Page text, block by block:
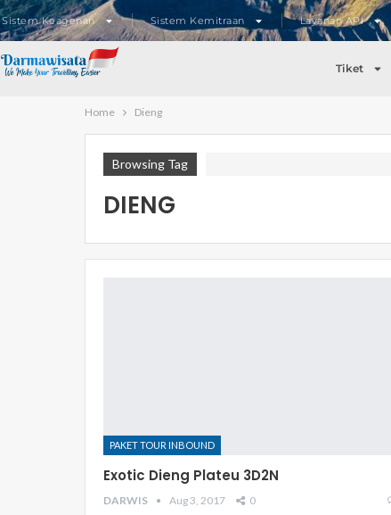
Sistem Keagenan Sistem Kemitraan Layanan API
Tiket
Home Dieng
Browsing Tag
DIENG
PAKET TOUR INBOUND
Exotic Dieng Plateu 3D2N
DARWIS Aug 3, 2017 0